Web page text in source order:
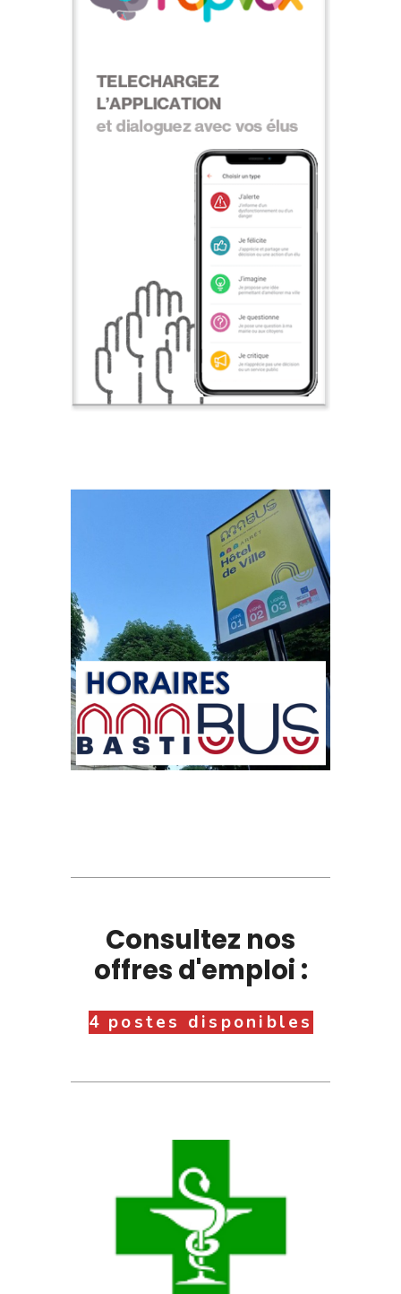
Consultez nos
offres d'emploi :
4 postes disponibles